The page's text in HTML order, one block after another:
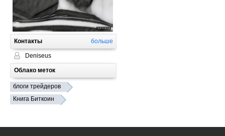
Контакты больше
Deniseus
Облако меток
блоги трейдеров
Книга Биткоин